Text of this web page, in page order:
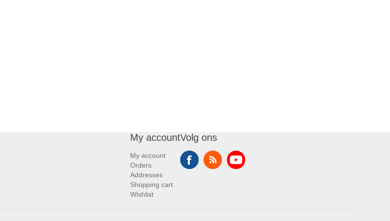
My account
My account
Orders
Addresses
Shopping cart
Wishlist
Volg ons